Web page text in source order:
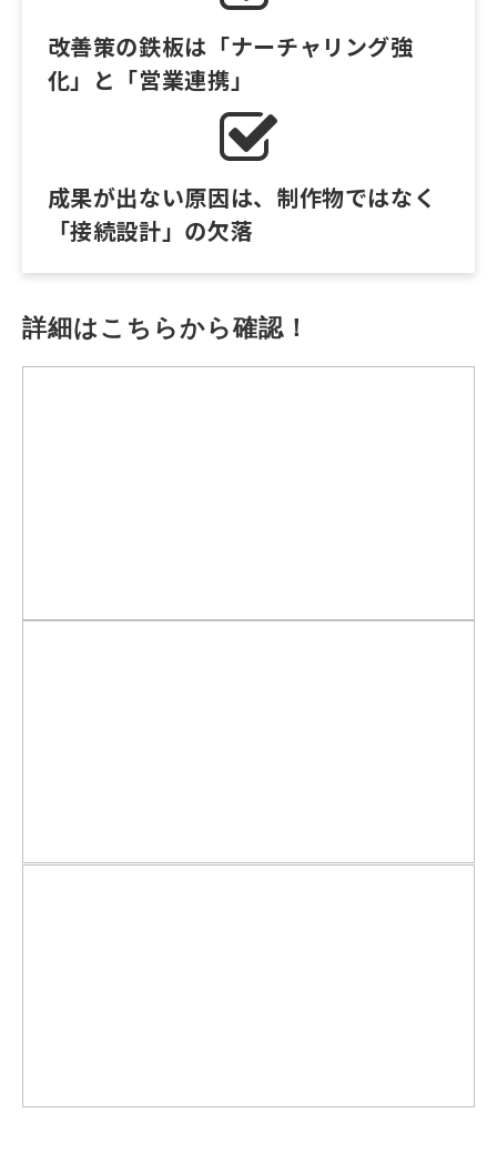
改善策の鉄板は「ナーチャリング強
化」と「営業連携」
成果が出ない原因は、制作物ではなく
「接続設計」の欠落
詳細はこちらから確認！